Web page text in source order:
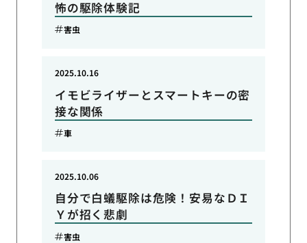
怖の駆除体験記
害虫
イモビライザーとスマートキーの密
接な関係
2025.10.16
車
自分で白蟻駆除は危険！安易なＤＩ
Ｙが招く悲劇
2025.10.06
害虫